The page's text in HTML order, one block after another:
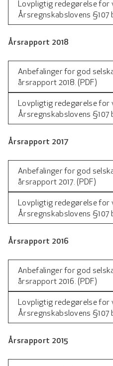
Lovpligtig redegørelse for
Årsregnskabslovens §107
Årsrapport 2018
Anbefalinger for god
årsrapport 2018. (PDF)
Lovpligtig redegørelse for
Årsregnskabslovens §107
Årsrapport 2017
Anbefalinger for god
årsrapport 2017. (PDF)
Lovpligtig redegørelse for
Årsregnskabslovens §107
Årsrapport 2016
Anbefalinger for god
årsrapport 2016. (PDF)
Lovpligtig redegørelse for
Årsregnskabslovens §107
Årsrapport 2015